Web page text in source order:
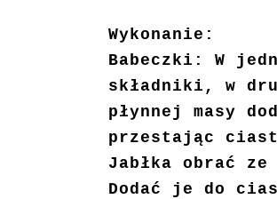
Wykonanie:
Babeczki: W
składniki, w
płynnej masy
przestając
Jabłka obrać
Dodać je do